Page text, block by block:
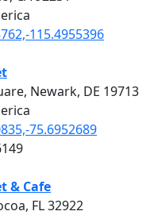
115.4955396
Newark, DE 19713
75.6952689
& Cafe
FL 32922